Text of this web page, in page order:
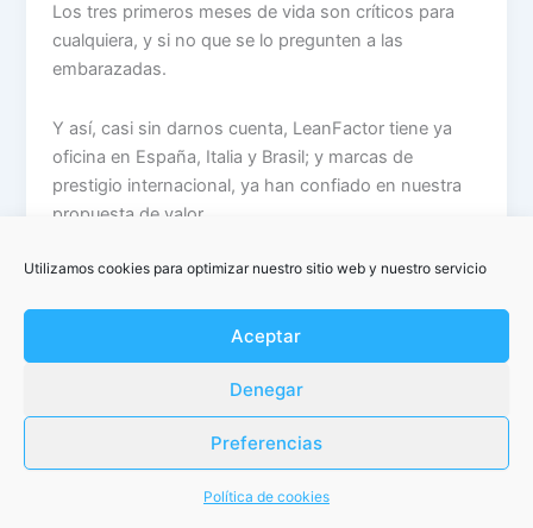
Utilizamos cookies para optimizar nuestro sitio web y nuestro servicio
Aceptar
Denegar
Preferencias
Política de cookies
Los tres primeros meses de vida son críticos para
cualquiera, y si no que se lo pregunten a las
embarazadas.
Y así, casi sin darnos cuenta, LeanFactor tiene ya
oficina en España, Italia y Brasil; y marcas de
prestigio internacional, ya han confiado en nuestra
propuesta de valor.
Copyright © 2026 LeanFactor | Powered by
WordPress